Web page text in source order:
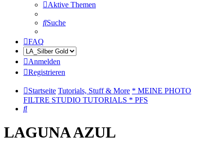
Aktive Themen
Suche
FAQ
Anmelden
Registrieren
Startseite Tutorials, Stuff & More * MEINE PHOTO
FILTRE STUDIO TUTORIALS * PFS
Suche
LAGUNA AZUL